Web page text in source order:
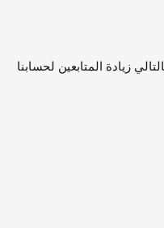
زيادة المتابعين لحسابنا